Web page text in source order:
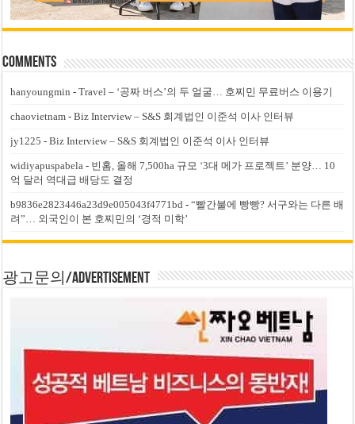
Comments
hanyoungmin -Travel – ‘공짜 버스’의 두 얼굴… 호찌민 무료버스 이용기
chaovietnam -Biz Interview – S&S 회계법인 이준석 이사 인터뷰
jy1225 -Biz Interview – S&S 회계법인 이준석 이사 인터뷰
widiyapuspabela - 빈홈, 올해 7,500ha 규모 ‘3대 메가 프로젝트’ 분양… 10
억 달러 역대급 배당도 결정
b9836e2823446a23d9e005043f4771bd -“빨간불에 빵빵? 서구와는 다른 배
려”… 외국인이 본 호찌민의 ‘경적 미학’
광고문의/Advertisement